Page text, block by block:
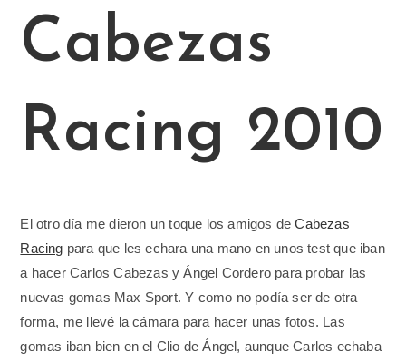
Cabezas
Racing 2010
El otro día me dieron un toque los amigos deCabezas
Racing para que les echara una mano en unos test que iban
a hacer Carlos Cabezas y Ángel Cordero para probar las
nuevas gomas Max Sport. Y como no podía ser de otra
forma, me llevé la cámara para hacer unas fotos. Las
gomas iban bien en el Clio de Ángel, aunque Carlos echaba